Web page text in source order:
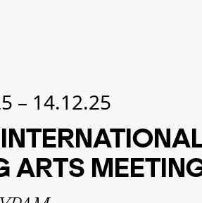
– 14.12.25
ARTS